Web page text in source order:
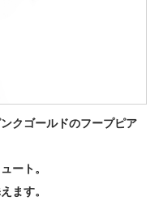
クゴールドのフープピア
ート。
ます。